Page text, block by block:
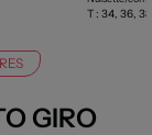
T : 34, 36,
GIRO